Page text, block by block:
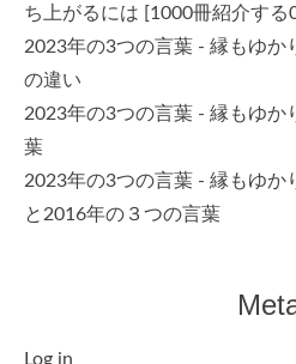
ち上がるには [1000冊紹介する
2023年の3つの言葉 - 縁もゆか
の違い
2023年の3つの言葉 - 縁もゆか
葉
2023年の3つの言葉 - 縁もゆか
と2016年の３つの言葉
Log in